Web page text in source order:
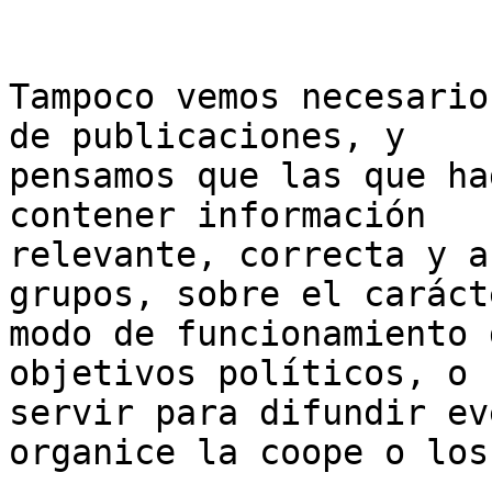
Tampoco vemos
de publicaciones, y
pensamos que las que
contener información
relevante, correcta y
grupos, sobre el
modo de
objetivos políticos, o
servir para difundir
organice la coope o